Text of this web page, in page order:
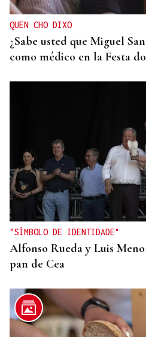
QUEN CHO DIXO
¿Sabe usted que Miguel
como médico en la Festa
"SÍMBOLO DE IDENTIDADE"
Alfonso Rueda y Luis
pan de Cea